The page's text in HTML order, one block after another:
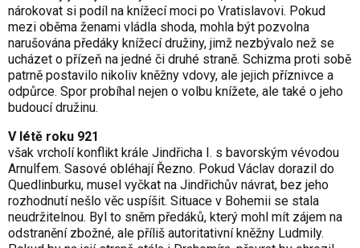
nárokovat si podíl na knížecí moci po Vratislavovi. Pokud
mezi oběma ženami vládla shoda, mohla být pozvolna
narušována předáky knížecí družiny, jimž nezbývalo než se
ucházet o přízeň na jedné či druhé straně. Schizma proti sobě
patrně postavilo nikoliv kněžny vdovy, ale jejich příznivce a
odpůrce. Spor probíhal nejen o volbu knížete, ale také o jeho
budoucí družinu.
V létě roku 921
však vrcholí konflikt krále Jindřicha I. s bavorským vévodou
Arnulfem. Sasové obléhají Řezno. Pokud Václav dorazil do
Quedlinburku, musel vyčkat na Jindřichův návrat, bez jeho
rozhodnutí nešlo věc uspíšit. Situace v Bohemii se stala
neudržitelnou. Byl to sněm předáků, který mohl mít zájem na
odstranění zbožné, ale příliš autoritativní kněžny Ludmily.